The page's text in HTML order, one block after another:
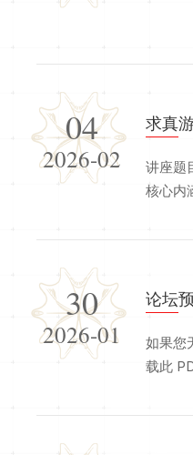
04
2026-02
求真
讲座题
核心内
30
2026-01
论坛
如果您无法
载此